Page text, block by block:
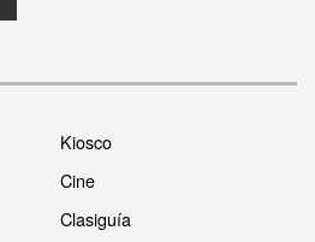
Kiosco
Cine
Clasiguía